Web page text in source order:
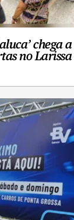
chega a
no